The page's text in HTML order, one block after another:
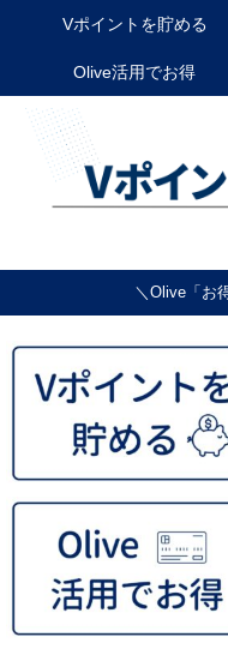
Vポイントを貯める
Olive活用でお得
＼Olive「お